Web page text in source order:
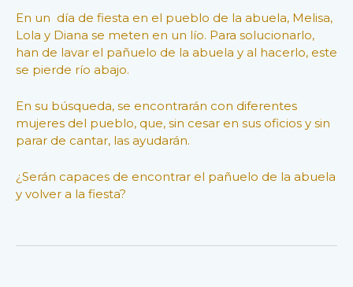
En un día de fiesta en el pueblo de la abuela, Melisa,
Lola y Diana se meten en un lío. Para solucionarlo,
han de lavar el pañuelo de la abuela y al hacerlo, este
se pierde río abajo.
En su búsqueda, se encontrarán con diferentes
mujeres del pueblo, que, sin cesar en sus oficios y sin
parar de cantar, las ayudarán.
¿Serán capaces de encontrar el pañuelo de la abuela
y volver a la fiesta?